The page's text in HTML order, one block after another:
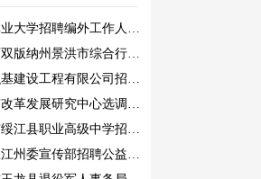
2025年西南林业大学招聘编外工作人员公告（三）
2025年10月西双版纳州景洪市综合行政执法局招聘人员公告
2025年云南弘基建设工程有限公司招聘公告
2025年昭通市改革发展研究中心选调工作人员职业素质测评通告
2025年昭通市绥江县职业高级中学招聘编外紧缺临聘数学教师公告
2025年中共怒江州委宣传部招聘公益性岗位公告